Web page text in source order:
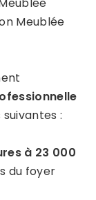
Meublée
:
à 23 000
du foyer